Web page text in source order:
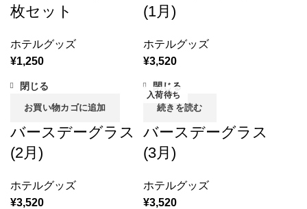
枚セット
ホテルグッズ
¥1,250
(1月)
ホテルグッズ
¥3,520
お買い物カゴに追加
閉じる
バースデーグラス
(2月)
ホテルグッズ
¥3,520
入荷待ち
続きを読む
閉じる
バースデーグラス
(3月)
ホテルグッズ
¥3,520